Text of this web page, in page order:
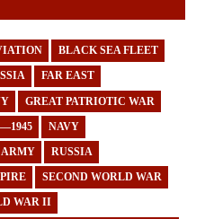
BLACK SEA FLEET
FAR EAST
GREAT PATRIOTIC WAR
NAVY
ARMY RUSSIA
SECOND WORLD WAR
WAR II